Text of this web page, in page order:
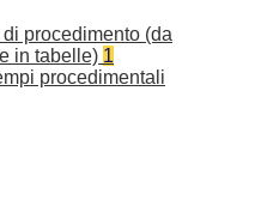
procedimento (da
in tabelle) 1
procedimentali